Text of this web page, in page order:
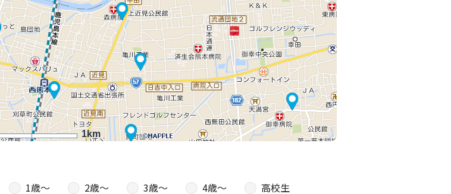
1km
1歳〜 2歳〜 3歳〜 4歳〜
高校生